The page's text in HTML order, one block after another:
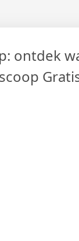
ontdek